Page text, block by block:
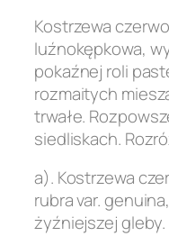
Kostrzewa
luźnokępkowa,
pokaźnej roli
rozmaitych
trwałe.
siedliskach.
a). Kostrzewa
rubra var.
żyźniejszej gleby.